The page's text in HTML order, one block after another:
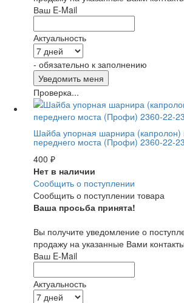
Ваш E-Mail
Актуальность
- обязательно к заполнению
Проверка...
Шайба упорная шарнира (капролон)
переднего моста (Профи) 2360-22-
400 ₽
Нет в наличии
Сообщить о поступлении
Сообщить о поступлении товара
Ваша просьба принята!
Вы получите уведомление о
продажу на указанные Вами контакты
Ваш E-Mail
Актуальность